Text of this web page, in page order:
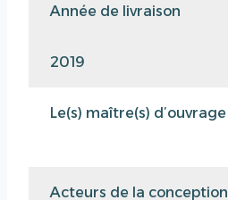
Année de livraison
2019
Le(s) maître(s) d’ouvrage
Acteurs de la conception